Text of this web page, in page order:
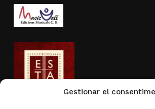
Gestionar el